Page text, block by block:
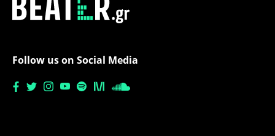
Follow us on Social Media